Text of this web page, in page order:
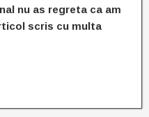
nu as regreta ca am
scris cu multa